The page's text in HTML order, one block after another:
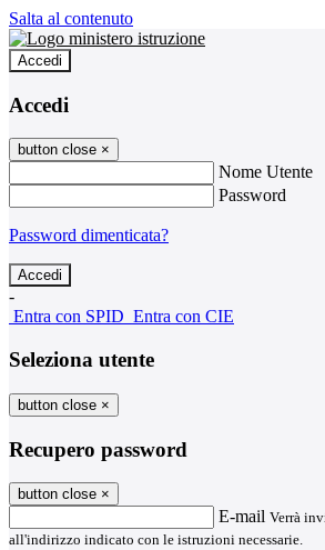
Salta al contenuto
Accedi
Accedi
button close ×
Nome Utente
Password
Password dimenticata?
-
Entra con SPID Entra con CIE
Seleziona utente
button close ×
Recupero password
button close ×
E-mail Verrà
all'indirizzo indicato con le istruzioni necessarie.